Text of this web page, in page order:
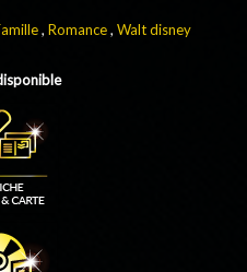
,Romance,Walt disney